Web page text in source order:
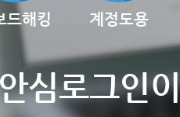
드해킹 계정도용
심로그인